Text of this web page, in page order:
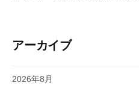
アーカイブ
2026年8月